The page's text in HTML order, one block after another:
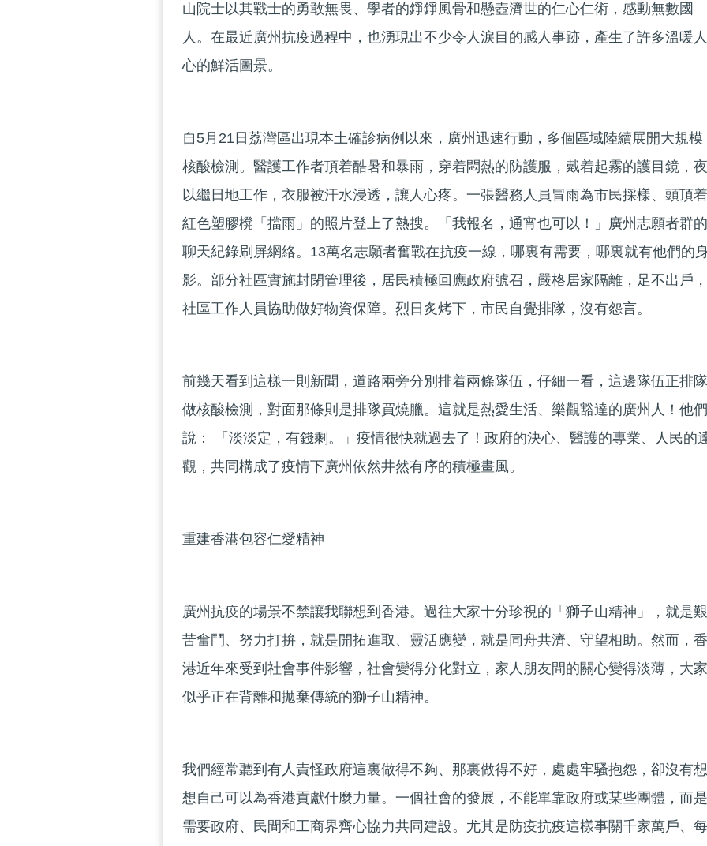
山院士以其戰士的勇敢無畏、學者的錚錚風骨和懸壺濟世的仁心仁術，感動無數國
人。在最近廣州抗疫過程中，也湧現出不少令人淚目的感人事跡，產生了許多溫暖人
心的鮮活圖景。
自5月21日荔灣區出現本土確診病例以來，廣州迅速行動，多個區域陸續展開大規模
核酸檢測。醫護工作者頂着酷暑和暴雨，穿着悶熱的防護服，戴着起霧的護目鏡，夜
以繼日地工作，衣服被汗水浸透，讓人心疼。一張醫務人員冒雨為市民採樣、頭頂着
紅色塑膠櫈「擋雨」的照片登上了熱搜。「我報名，通宵也可以！」廣州志願者群的
聊天紀錄刷屏網絡。13萬名志願者奮戰在抗疫一線，哪裏有需要，哪裏就有他們的
影。部分社區實施封閉管理後，居民積極回應政府號召，嚴格居家隔離，足不出戶，
社區工作人員協助做好物資保障。烈日炙烤下，市民自覺排隊，沒有怨言。
前幾天看到這樣一則新聞，道路兩旁分別排着兩條隊伍，仔細一看，這邊隊伍正排隊
做核酸檢測，對面那條則是排隊買燒臘。這就是熱愛生活、樂觀豁達的廣州人！他們
說： 「淡淡定，有錢剩。」疫情很快就過去了！政府的決心、醫護的專業、人民的
觀，共同構成了疫情下廣州依然井然有序的積極畫風。
重建香港包容仁愛精神
廣州抗疫的場景不禁讓我聯想到香港。過往大家十分珍視的「獅子山精神」，就是艱
苦奮鬥、努力打拚，就是開拓進取、靈活應變，就是同舟共濟、守望相助。然而，香
港近年來受到社會事件影響，社會變得分化對立，家人朋友間的關心變得淡薄，大家
似乎正在背離和拋棄傳統的獅子山精神。
我們經常聽到有人責怪政府這裏做得不夠、那裏做得不好，處處牢騷抱怨，卻沒有想
想自己可以為香港貢獻什麼力量。一個社會的發展，不能單靠政府或某些團體，而是
需要政府、民間和工商界齊心協力共同建設。尤其是防疫抗疫這樣事關千家萬戶、每